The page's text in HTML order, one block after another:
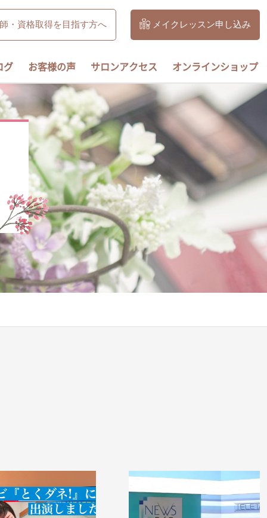
・資格取得を目指す方へ メイクレッスン申し込み
グ お客様の声 サロンアクセス オンラインショップ